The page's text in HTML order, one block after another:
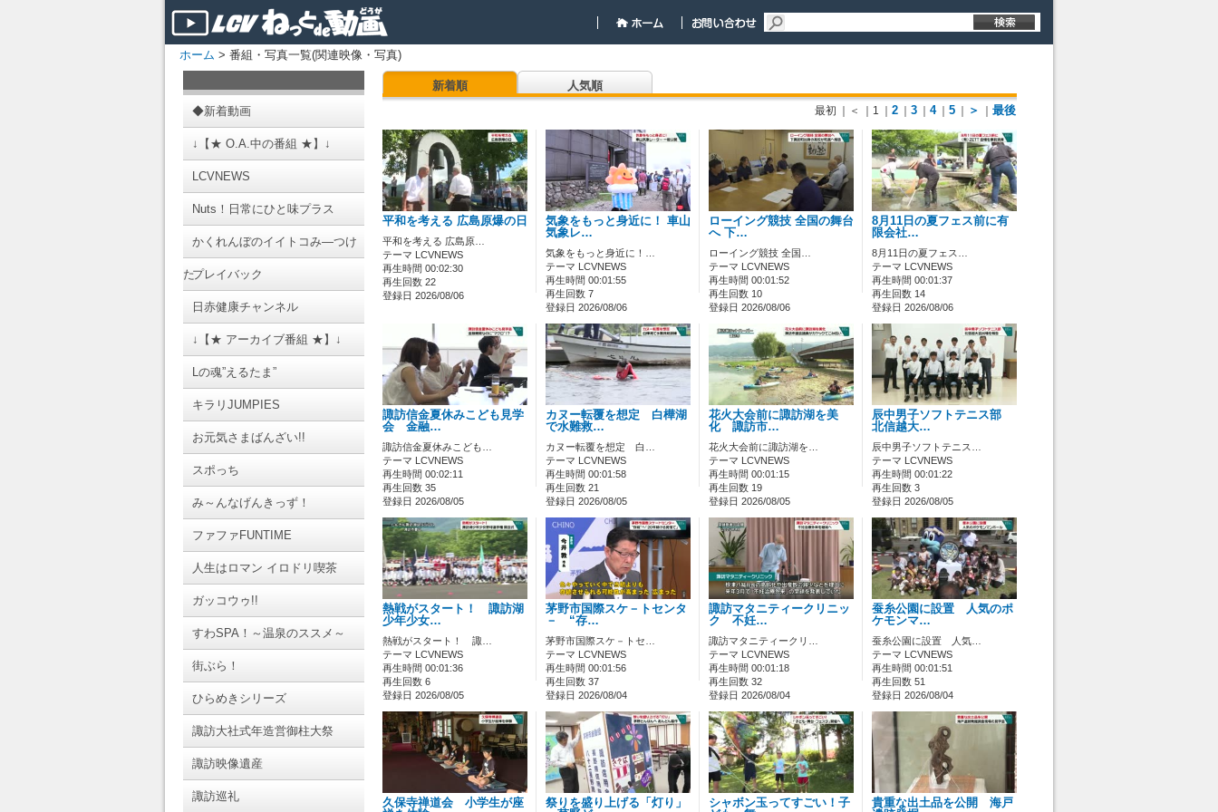
ホーム > 番組・写真一覧(関連映像・写真)
◆新着動画
↓【★ O.A.中の番組 ★】↓
LCVNEWS
Nuts！日常にひと味プラス
かくれんぼのイイトコみ―つけ
たプレイバック
日赤健康チャンネル
↓【★ アーカイブ番組 ★】↓
Lの魂”えるたま”
キラリJUMPIES
お元気さまばんざい!!
スポっち
み～んなげんきっず！
ファファFUNTIME
人生はロマン イロドリ喫茶
ガッコウゥ!!
すわSPA！～温泉のススメ～
街ぶら！
ひらめきシリーズ
諏訪大社式年造営御柱大祭
諏訪映像遺産
諏訪巡礼
新着順 人気順
最初 ｜＜ ｜1 2 3 4 5 ＞ 最後
平和を考える 広島原爆の日
平和を考える 広島原…
テーマ LCVNEWS
再生時間 00:02:30
再生回数 22
登録日 2026/08/06
気象をもっと身近に！ 車山
気象レ…
気象をもっと身近に！…
テーマ LCVNEWS
再生時間 00:01:55
再生回数 7
登録日 2026/08/06
ローイング競技 全国の舞台
へ 下…
ローイング競技 全国…
テーマ LCVNEWS
再生時間 00:01:52
再生回数 10
登録日 2026/08/06
8月11日の夏フェス前に有
限会社…
8月11日の夏フェス…
テーマ LCVNEWS
再生時間 00:01:37
再生回数 14
登録日 2026/08/06
諏訪信金夏休みこども見学
会 金融…
諏訪信金夏休みこども…
テーマ LCVNEWS
再生時間 00:02:11
再生回数 35
登録日 2026/08/05
カヌー転覆を想定 白樺湖
で水難救…
カヌー転覆を想定 白…
テーマ LCVNEWS
再生時間 00:01:58
再生回数 21
登録日 2026/08/05
花火大会前に諏訪湖を美
化 諏訪市…
花火大会前に諏訪湖を…
テーマ LCVNEWS
再生時間 00:01:15
再生回数 19
登録日 2026/08/05
辰中男子ソフトテニス部
北信越大…
辰中男子ソフトテニス…
テーマ LCVNEWS
再生時間 00:01:22
再生回数 3
登録日 2026/08/05
熱戦がスタート！ 諏訪湖
少年少女…
熱戦がスタート！ 諏…
テーマ LCVNEWS
再生時間 00:01:36
再生回数 6
登録日 2026/08/05
茅野市国際スケ－トセンタ
－ “存…
茅野市国際スケ－トセ…
テーマ LCVNEWS
再生時間 00:01:56
再生回数 37
登録日 2026/08/04
諏訪マタニティークリニッ
ク 不妊…
諏訪マタニティークリ…
テーマ LCVNEWS
再生時間 00:01:18
再生回数 32
登録日 2026/08/04
蚕糸公園に設置 人気のポ
ケモンマ…
蚕糸公園に設置 人気…
テーマ LCVNEWS
再生時間 00:01:51
再生回数 51
登録日 2026/08/04
久保寺禅道会 小学生が座
祭りを盛り上げる「灯り」
シャボン玉ってすごい！子
貴重な出土品を公開 海戸